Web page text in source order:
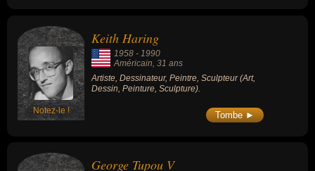
égyptienne de 2011, il est poussé à la
démission. Emprisonné et condamné par la
justice égyptienne après son départ du
pouvoir, il est libéré en 2017 après avoir
terminé de purger sa dernière peine de
prison. Il meurt 9 ans après la fin de sa
Notez-le !
Keith Haring
1958 - 1990
Américain , 31 ans
Artiste, Dessinateur, Peintre, Sculpteur (Art,
Dessin, Peinture, Sculpture).
Tombe ►
George Tupou V